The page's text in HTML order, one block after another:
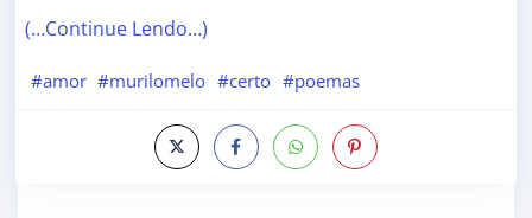
(…Continue Lendo…)
#amor #murilomelo #certo #poemas